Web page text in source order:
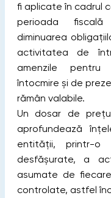
fi aplicate în cadrul
perioada
diminuarea
activitatea de
amenzile
întocmire și de
rămân valabile.
Un dosar de
aprofundează
entității, printr-o
desfășurate, a
asumate de
controlate, astfel